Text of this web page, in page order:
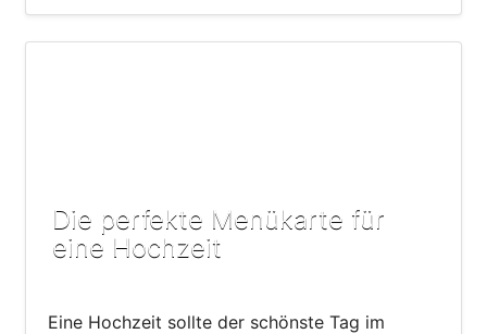
Die perfekte Menükarte für
eine Hochzeit
Eine Hochzeit sollte der schönste Tag im